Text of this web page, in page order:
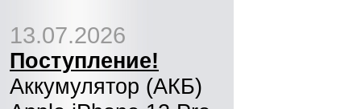
13.07.2026
Поступление!
Аккумулятор (АКБ)